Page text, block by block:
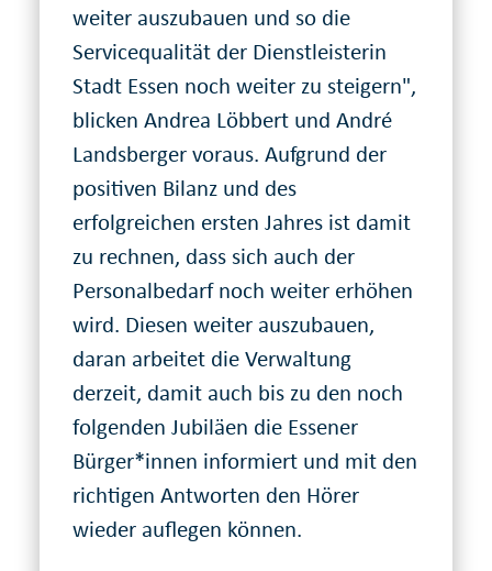
weiter auszubauen und so die
Servicequalität der Dienstleisterin
Stadt Essen noch weiter zu steigern",
blicken Andrea Löbbert und André
Landsberger voraus. Aufgrund der
positiven Bilanz und des
erfolgreichen ersten Jahres ist damit
zu rechnen, dass sich auch der
Personalbedarf noch weiter erhöhen
wird. Diesen weiter auszubauen,
daran arbeitet die Verwaltung
derzeit, damit auch bis zu den noch
folgenden Jubiläen die Essener
Bürger*innen informiert und mit den
richtigen Antworten den Hörer
wieder auflegen können.